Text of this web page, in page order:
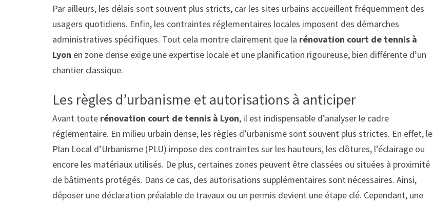
Par ailleurs, les délais sont souvent plus stricts, car les sites urbains accueillent fréquemment des
usagers quotidiens. Enfin, les contraintes réglementaires locales imposent des démarches
administratives spécifiques. Tout cela montre clairement que la rénovation court de tennis à
Lyon en zone dense exige une expertise locale et une planification rigoureuse, bien différente d’un
chantier classique.
Les règles d’urbanisme et autorisations à anticiper
Avant toute rénovation court de tennis à Lyon, il est indispensable d’analyser le cadre
réglementaire. En milieu urbain dense, les règles d’urbanisme sont souvent plus strictes. En effet, le
Plan Local d’Urbanisme (PLU) impose des contraintes sur les hauteurs, les clôtures, l’éclairage ou
encore les matériaux utilisés. De plus, certaines zones peuvent être classées ou situées à proximité
de bâtiments protégés. Dans ce cas, des autorisations supplémentaires sont nécessaires. Ainsi,
déposer une déclaration préalable de travaux ou un permis devient une étape clé. Cependant, une